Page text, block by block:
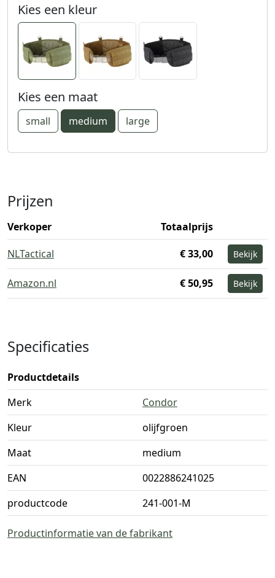
Kies een kleur
Kies een maat
small medium large
Prijzen
Verkoper
Totaalprijs
NLTactical
€ 33,00 Bekijk
Amazon.nl € 50,95 Bekijk
Specificaties
Productdetails
Merk
Condor
Kleur
olijfgroen
Maat
medium
EAN
0022886241025
productcode
241-001-M
Productinformatie van de fabrikant